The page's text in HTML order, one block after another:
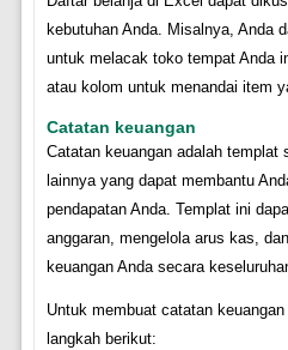
kebutuhan Anda. Misalnya, Anda
untuk melacak toko tempat Anda
atau kolom untuk menandai item
Catatan keuangan
Catatan keuangan adalah templat
lainnya yang dapat membantu
pendapatan Anda. Templat ini
anggaran, mengelola arus kas,
keuangan Anda secara
Untuk membuat catatan
langkah berikut: